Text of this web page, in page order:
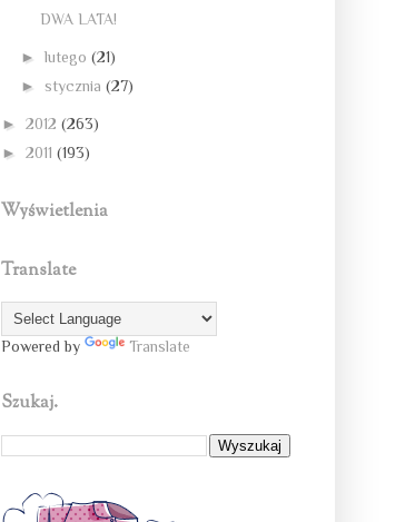
DWA LATA!
► lutego (21)
► stycznia (27)
► 2012 (263)
► 2011 (193)
Wyświetlenia
Translate
Powered by Translate
Szukaj.